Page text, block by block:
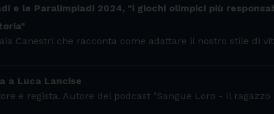
e le Paralimpiadi 2024, "i giochi olimpici più
Canestri che racconta come adattare il nostro stile di
a Luca Lancise
e regista. Autore del podcast "Sangue Loro - Il ragazzo